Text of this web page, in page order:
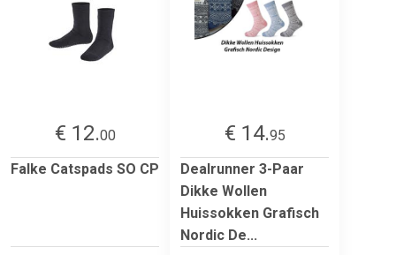
€ 12.00
Falke Catspads SO CP
€ 14.95
Dealrunner 3-Paar
Dikke Wollen
Huissokken Grafisch
Nordic De...